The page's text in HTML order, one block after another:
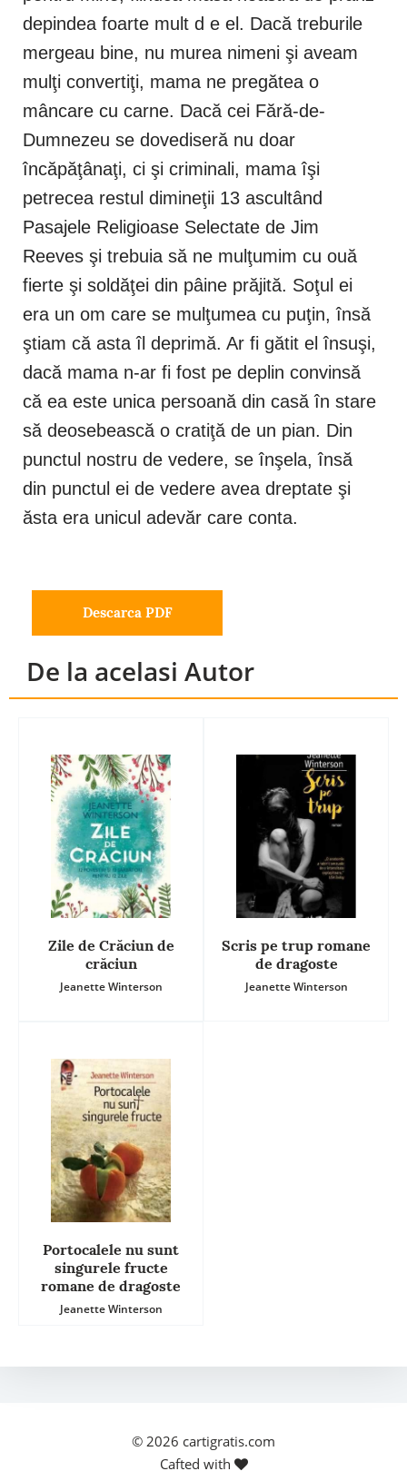
depindea foarte mult d e el. Dacă treburile
mergeau bine, nu murea nimeni şi aveam
mulţi convertiţi, mama ne pregătea o
mâncare cu carne. Dacă cei Fără-de-
Dumnezeu se dovediseră nu doar
încăpăţânaţi, ci şi criminali, mama îşi
petrecea restul dimineţii 13 ascultând
Pasajele Religioase Selectate de Jim
Reeves şi trebuia să ne mulţumim cu ouă
fierte şi soldăţei din pâine prăjită. Soţul ei
era un om care se mulţumea cu puţin, însă
ştiam că asta îl deprimă. Ar fi gătit el însuşi,
dacă mama n-ar fi fost pe deplin convinsă
că ea este unica persoană din casă în stare
să deosebească o cratiţă de un pian. Din
punctul nostru de vedere, se înşela, însă
din punctul ei de vedere avea dreptate şi
ăsta era unicul adevăr care conta.
Descarca PDF
De la acelasi Autor
Zile de Crăciun de
crăciun
Jeanette Winterson
Scris pe trup romane
de dragoste
Jeanette Winterson
Portocalele nu sunt
singurele fructe
romane de dragoste
Jeanette Winterson
© 2026 cartigratis.com
Cafted with